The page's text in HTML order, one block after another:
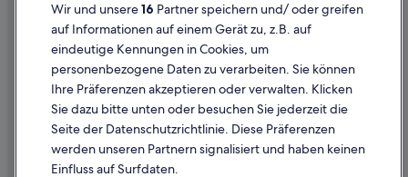
Hotels mit Whirlpool in Wien
Hotels mit Meerblick in Wien
Pensionen in Wien Hauptbahnhof
Pensionen in U-Bahn-Station Tscherttegasse
Independent Hotels in Wien
Motel One Hotels in Wien
Inhaltsrichtlinien und Melden von Inhalten
Hilfe
Hilfe
Flug stornieren
Wir und unsere16 Partner speichern und/ oder greifen
auf Informationen auf einem Gerät zu, z.B. auf
eindeutige Kennungen in Cookies, um
personenbezogene Daten zu verarbeiten. Sie können
Ihre Präferenzen akzeptieren oder verwalten. Klicken
Sie dazu bitte unten oder besuchen Sie jederzeit die
Seite der Datenschutzrichtlinie. Diese Präferenzen
werden unseren Partnern signalisiert und haben keinen
Einfluss auf Surfdaten.